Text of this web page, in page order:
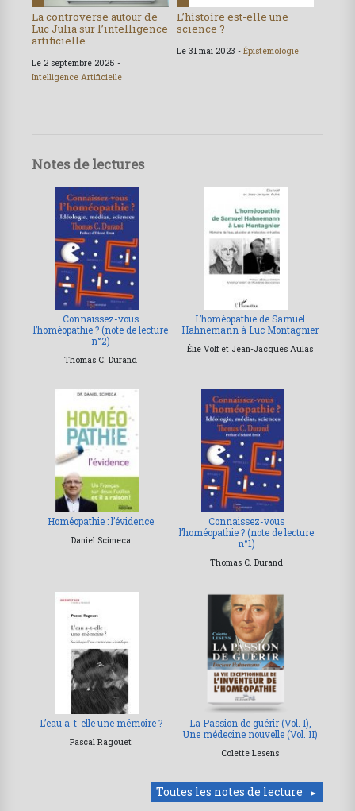
La controverse autour de
Luc Julia sur l’intelligence
artificielle
Le 2 septembre 2025 -
Intelligence Artificielle
L’histoire est-elle une
science ?
Le 31 mai 2023 - Épistémologie
Notes de lectures
Connaissez-vous
l’homéopathie ? (note de lecture
n°2)
Thomas C. Durand
L’homéopathie de Samuel
Hahnemann à Luc Montagnier
Élie Volf et Jean-Jacques Aulas
Homéopathie : l’évidence
Daniel Scimeca
Connaissez-vous
l’homéopathie ? (note de lecture
n°1)
Thomas C. Durand
L’eau a-t-elle une mémoire ?
Pascal Ragouet
La Passion de guérir (Vol. I),
Une médecine nouvelle (Vol. II)
Colette Lesens
Toutes les notes de lecture